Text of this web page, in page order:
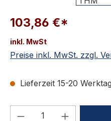
103,86 €*
inkl. MwSt
Preise inkl. MwSt. zzgl.
Lieferzeit 15-20
Produkt Anzahl: